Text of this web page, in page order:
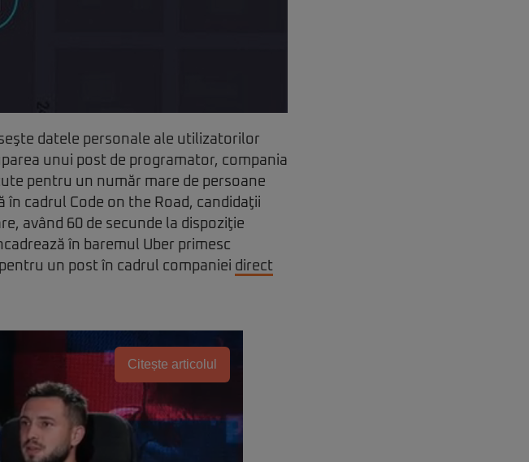
datele personale ale utilizatorilor
unui post de programator, compania
pentru un număr mare de persoane
cadrul Code on the Road, candidaţii
având 60 de secunde la dispoziţie
în baremul Uber primesc
un post în cadrul companiei direct
Citește articolul